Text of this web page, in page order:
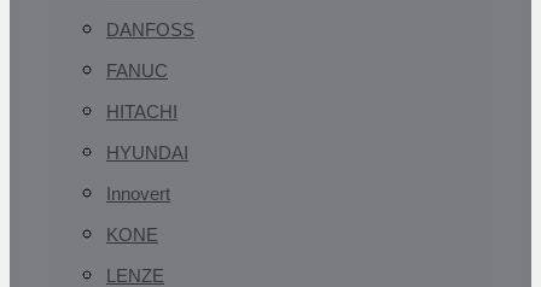
DANFOSS
FANUC
HITACHI
HYUNDAI
Innovert
KONE
LENZE